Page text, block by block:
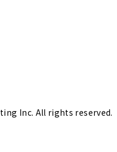
Inc. All rights reserved.